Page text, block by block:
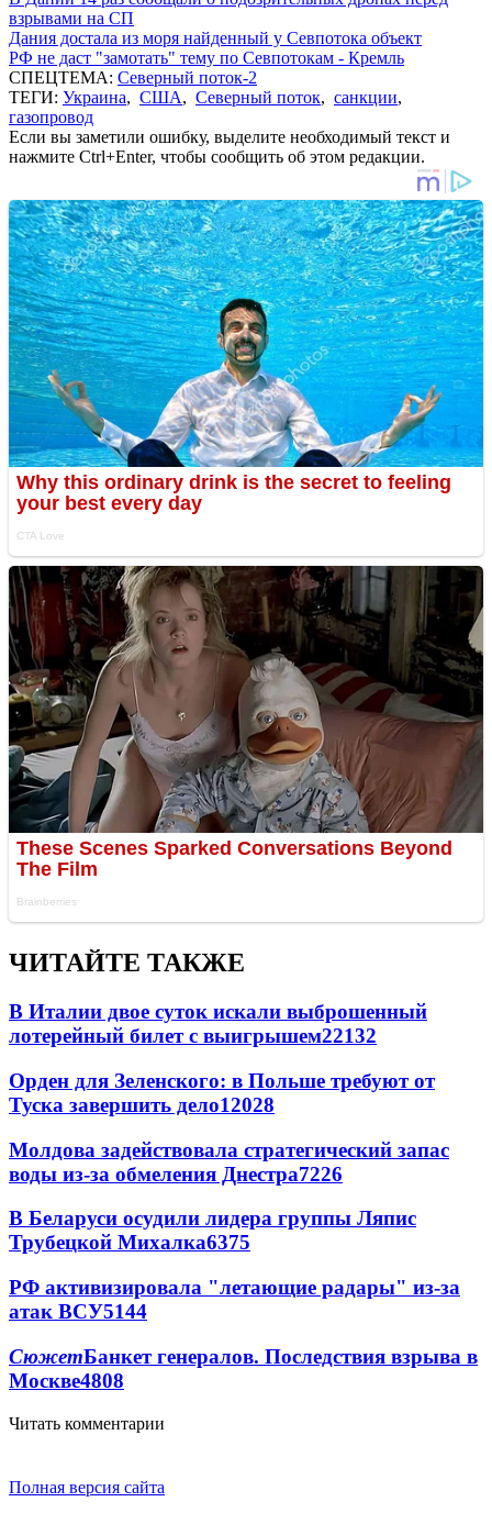
взрывами на СП
Дания достала из моря найденный у Севпотока объект
РФ не даст "замотать" тему по Севпотокам - Кремль
СПЕЦТЕМА: Северный поток-2
ТЕГИ: Украина, США, Северный поток, санкции,
газопровод
Если вы заметили ошибку, выделите необходимый текст и
нажмите Ctrl+Enter, чтобы сообщить об этом редакции.
ЧИТАЙТЕ ТАКЖЕ
В Италии двое суток искали выброшенный
лотерейный билет с выигрышем22132
Орден для Зеленского: в Польше требуют от
Туска завершить дело12028
Молдова задействовала стратегический запас
воды из-за обмеления Днестра7226
В Беларуси осудили лидера группы Ляпис
Трубецкой Михалка6375
РФ активизировала "летающие радары" из-за
атак ВСУ5144
СюжетБанкет генералов. Последствия взрыва в
Москве4808
Читать комментарии
Полная версия сайта